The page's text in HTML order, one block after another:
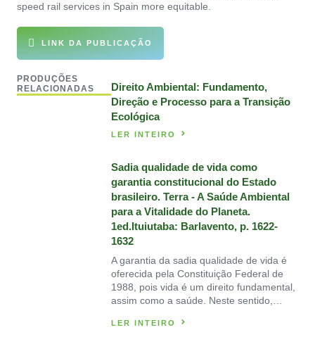
speed rail services in Spain more equitable.
LINK DA PUBLICAÇÃO
PRODUÇÕES
RELACIONADAS
Direito Ambiental: Fundamento,
Direção e Processo para a Transição
Ecológica
LER INTEIRO
Sadia qualidade de vida como
garantia constitucional do Estado
brasileiro. Terra - A Saúde Ambiental
para a Vitalidade do Planeta.
1ed.Ituiutaba: Barlavento, p. 1622-
1632
A garantia da sadia qualidade de vida é
oferecida pela Constituição Federal de
1988, pois vida é um direito fundamental,
assim como a saúde. Neste sentido,…
LER INTEIRO